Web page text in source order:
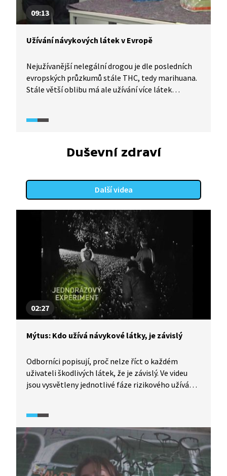
09:13
Užívání návykových látek v Evropě
Nejužívanější nelegální drogou je dle posledních
evropských průzkumů stále THC, tedy marihuana.
Stále větší oblibu má ale užívání více látek
zkušenost s psychedelickými látkami. Další závěry
Duševní zdraví
Další videa
02:27
Mýtus: Kdo užívá návykové látky, je závislý
Odborníci popisují, proč nelze říct o každém
uživateli škodlivých látek, že je závislý. Ve videu
jsou vysvětleny jednotlivé fáze rizikového užívání
a zaměření se na vyhledávání návykové látky. Video
je součástí dokumentárního cyklu Česko
na drogách (2024).